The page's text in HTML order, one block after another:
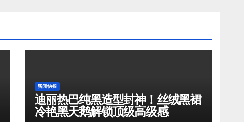
新闻快报
迪丽热巴纯黑造型封神！丝绒黑裙
冷艳黑天鹅解锁顶级高级感